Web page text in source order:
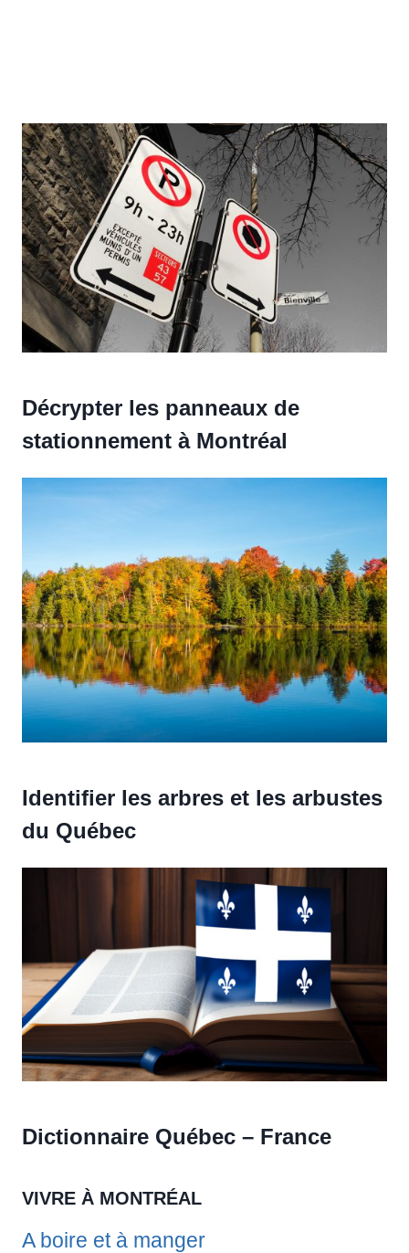
Décrypter les panneaux de
stationnement à Montréal
Identifier les arbres et les arbustes
du Québec
Dictionnaire Québec – France
VIVRE À MONTRÉAL
A boire et à manger